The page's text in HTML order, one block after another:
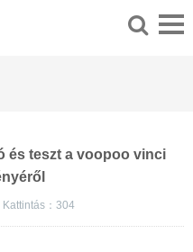
és teszt a voopoo vinci
Kattintás： 304